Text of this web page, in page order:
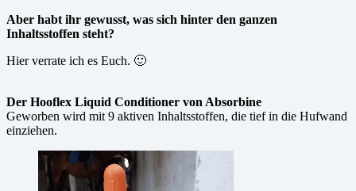
Aber habt ihr gewusst, was sich hinter den ganzen
Inhaltsstoffen steht?
Hier verrate ich es Euch. 🙂
Der Hooflex Liquid Conditioner von Absorbine
Geworben wird mit 9 aktiven Inhaltsstoffen, die tief in die Hufwand
einziehen.